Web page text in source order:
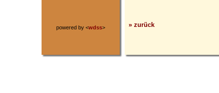
powered by <wdss> » zurück